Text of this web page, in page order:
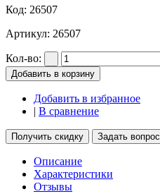
Код: 26507
Артикул: 26507
Кол-во:
Добавить в корзину
Добавить в избранное
| В сравнение
Получить скидку Задать вопрос
Описание
Характеристики
Отзывы